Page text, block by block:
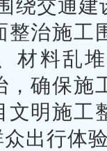
绕交通
整治施工
材料乱
，确保施
文明施工
出行体